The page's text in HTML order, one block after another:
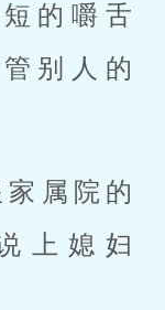
的嚼舌
别人的
属院的
上媳妇